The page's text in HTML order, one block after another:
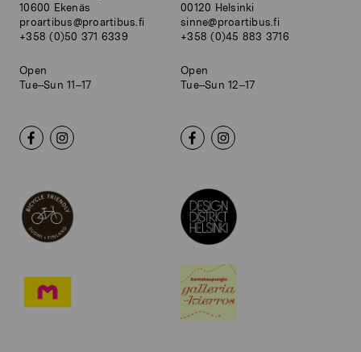
10600 Ekenäs
proartibus@proartibus.fi
+358 (0)50 371 6339
Open
Tue–Sun 11–17
00120 Helsinki
sinne@proartibus.fi
+358 (0)45 883 3716
Open
Tue–Sun 12–17